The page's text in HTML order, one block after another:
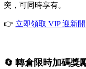
突，可同時享有。
👉 立即領取 VIP 迎新
🔄 轉倉限時加碼獎